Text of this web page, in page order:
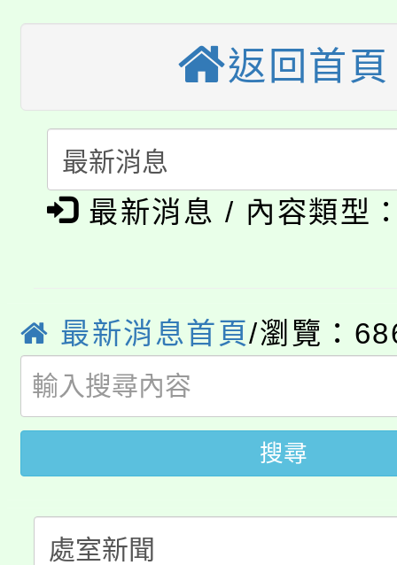
生本土語及新住民語歌
公告本校115學年度第
代理(課)教師甄選結果(
轉知中國文化大學推廣
《TA101》溝通分析基
系所師生報名參加。
淨零綠生活教案入校路
會
115年食農教育專業人
學籍身 分審查程序及
版
淨零綠領人才培育課程
公告本校115學年度第
代理(課)教師甄選結果(
「2026金融保險知識
桃園市115學年度學生
代理(課)教師甄選結果(
公告本校115學年度第
返回首頁
最新消息 / 內容類型
最新消息首頁/瀏覽：
搜尋